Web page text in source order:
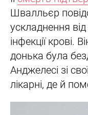
Швалльєр
ускладнення від
інфекції крові.
донька була
Анджелесі зі
лікарні, де й